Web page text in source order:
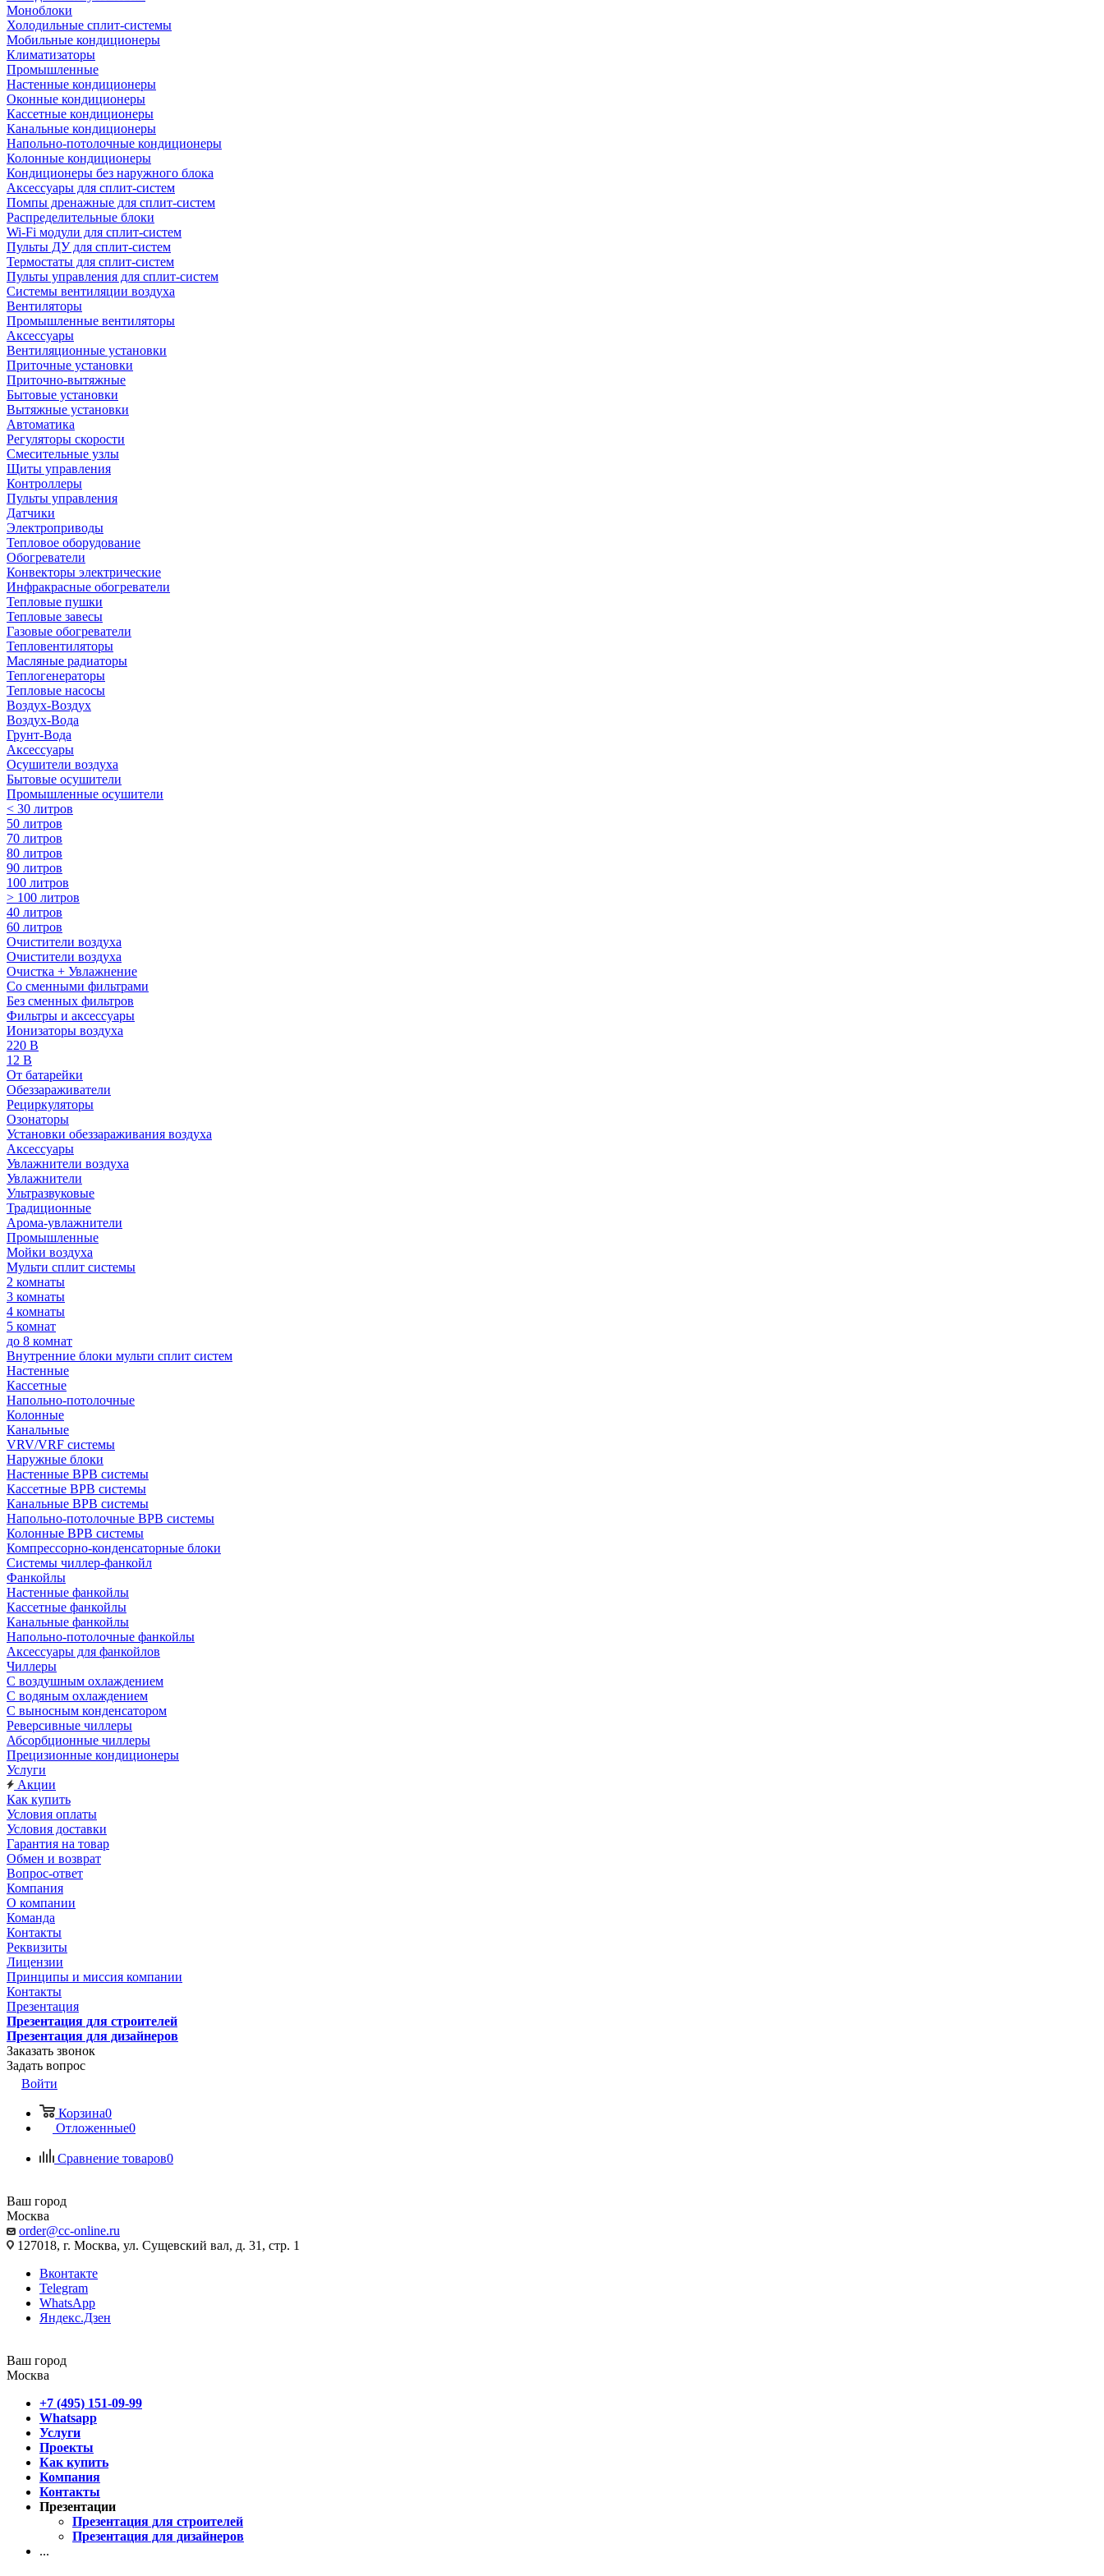
Моноблоки
Холодильные сплит-системы
Мобильные кондиционеры
Климатизаторы
Промышленные
Настенные кондиционеры
Оконные кондиционеры
Кассетные кондиционеры
Канальные кондиционеры
Напольно-потолочные кондиционеры
Колонные кондиционеры
Кондиционеры без наружного блока
Аксессуары для сплит-систем
Помпы дренажные для сплит-систем
Распределительные блоки
Wi-Fi модули для сплит-систем
Пульты ДУ для сплит-систем
Термостаты для сплит-систем
Пульты управления для сплит-систем
Системы вентиляции воздуха
Вентиляторы
Промышленные вентиляторы
Аксессуары
Вентиляционные установки
Приточные установки
Приточно-вытяжные
Бытовые установки
Вытяжные установки
Автоматика
Регуляторы скорости
Смесительные узлы
Щиты управления
Контроллеры
Пульты управления
Датчики
Электроприводы
Тепловое оборудование
Обогреватели
Конвекторы электрические
Инфракрасные обогреватели
Тепловые пушки
Тепловые завесы
Газовые обогреватели
Тепловентиляторы
Масляные радиаторы
Теплогенераторы
Тепловые насосы
Воздух-Воздух
Воздух-Вода
Грунт-Вода
Аксессуары
Осушители воздуха
Бытовые осушители
Промышленные осушители
< 30 литров
50 литров
70 литров
80 литров
90 литров
100 литров
> 100 литров
40 литров
60 литров
Очистители воздуха
Очистители воздуха
Очистка + Увлажнение
Cо сменными фильтрами
Без сменных фильтров
Фильтры и аксессуары
Ионизаторы воздуха
220 В
12 В
От батарейки
Обеззараживатели
Рециркуляторы
Озонаторы
Установки обеззараживания воздуха
Аксессуары
Увлажнители воздуха
Увлажнители
Ультразвуковые
Традиционные
Арома-увлажнители
Промышленные
Мойки воздуха
Мульти сплит системы
2 комнаты
3 комнаты
4 комнаты
5 комнат
до 8 комнат
Внутренние блоки мульти сплит систем
Настенные
Кассетные
Напольно-потолочные
Колонные
Канальные
VRV/VRF системы
Наружные блоки
Настенные ВРВ системы
Кассетные ВРВ системы
Канальные ВРВ системы
Напольно-потолочные ВРВ системы
Колонные ВРВ системы
Компрессорно-конденсаторные блоки
Системы чиллер-фанкойл
Фанкойлы
Настенные фанкойлы
Кассетные фанкойлы
Канальные фанкойлы
Напольно-потолочные фанкойлы
Аксессуары для фанкойлов
Чиллеры
С воздушным охлаждением
С водяным охлаждением
С выносным конденсатором
Реверсивные чиллеры
Абсорбционные чиллеры
Прецизионные кондиционеры
Услуги
Акции
Как купить
Условия оплаты
Условия доставки
Гарантия на товар
Обмен и возврат
Вопрос-ответ
Компания
О компании
Команда
Контакты
Реквизиты
Лицензии
Принципы и миссия компании
Контакты
Презентация
Презентация для строителей
Презентация для дизайнеров
Заказать звонок
Задать вопрос
Войти
Корзина0
Отложенные0
Сравнение товаров0
Ваш город
Москва
order@cc-online.ru
127018, г. Москва, ул. Сущевский вал, д. 31, стр. 1
Вконтакте
Telegram
WhatsApp
Яндекс.Дзен
Ваш город
Москва
+7 (495) 151-09-99
Whatsapp
Услуги
Проекты
Как купить
Компания
Контакты
Презентации
Презентация для строителей
Презентация для дизайнеров
...